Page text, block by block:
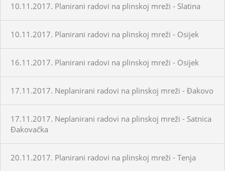
10.11.2017. Planirani radovi na plinskoj mreži - Slatina
10.11.2017. Planirani radovi na plinskoj mreži - Osijek
16.11.2017. Planirani radovi na plinskoj mreži - Osijek
17.11.2017. Neplanirani radovi na plinskoj mreži - Đakovo
17.11.2017. Neplanirani radovi na plinskoj mreži - Satnica
Đakovačka
20.11.2017. Planirani radovi na plinskoj mreži - Tenja